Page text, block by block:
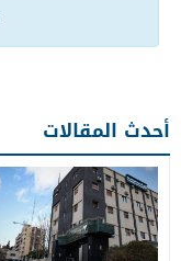
أحدث المقالات